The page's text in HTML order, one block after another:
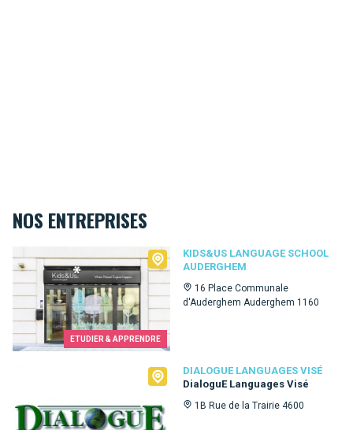
NOS ENTREPRISES
ETUDIER & APPRENDRE
KIDS&US LANGUAGE SCHOOL
AUDERGHEM
16 Place Communale
d'Auderghem Auderghem 1160
Kids&Us language school Auderghem
DIALOGUE LANGUAGES VISÉ
DialoguE Languages Visé
1B Rue de la Trairie 4600
Dialogue Languages Visé